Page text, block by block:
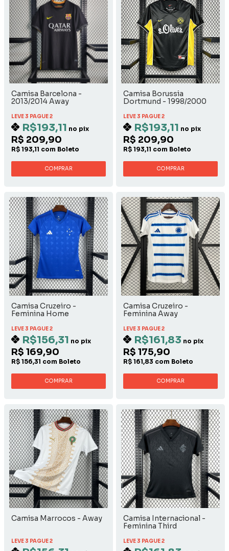
Camisa Barcelona -
2013/2014 Away
LEVE 3 PAGUE 2
R$193,11 no pix
R$ 209,90
R$ 193,11 com Boleto
COMPRAR
Camisa Borussia
Dortmund - 1998/2000
LEVE 3 PAGUE 2
R$193,11 no pix
R$ 209,90
R$ 193,11 com Boleto
COMPRAR
Camisa Cruzeiro -
Feminina Home
LEVE 3 PAGUE 2
R$156,31 no pix
R$ 169,90
R$ 156,31 com Boleto
COMPRAR
Camisa Cruzeiro -
Feminina Away
LEVE 3 PAGUE 2
R$161,83 no pix
R$ 175,90
R$ 161,83 com Boleto
COMPRAR
Camisa Marrocos - Away
LEVE 3 PAGUE 2
Camisa Internacional -
Feminina Third
LEVE 3 PAGUE 2